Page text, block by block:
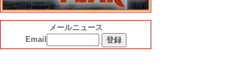
メールニュース
Email